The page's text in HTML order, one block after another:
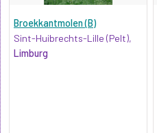
Broekkantmolen (B)
Sint-Huibrechts-Lille (Pelt),
Limburg